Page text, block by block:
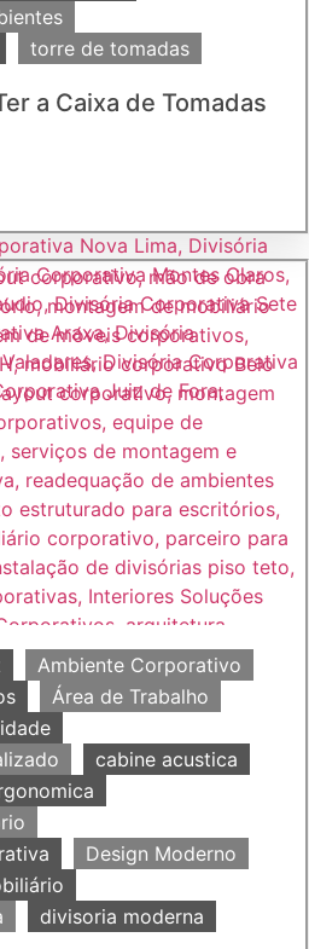
torre de tomadas
a Caixa de Tomadas
Ambiente Corporativo
Área de Trabalho
cabine acustica
Design Moderno
divisoria moderna